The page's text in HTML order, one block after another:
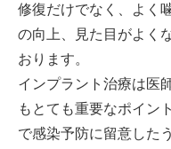
修復だけでなく、よく
の向上、見た目がよく
おります。
インプラント治療は医
もとても重要なポイン
で感染予防に留意した